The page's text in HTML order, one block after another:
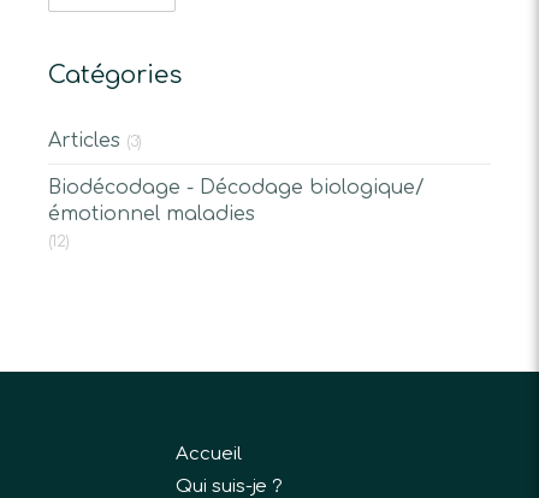
Catégories
Articles (3)
Biodécodage - Décodage biologique/
émotionnel maladies
(12)
Accueil
Qui suis-je ?